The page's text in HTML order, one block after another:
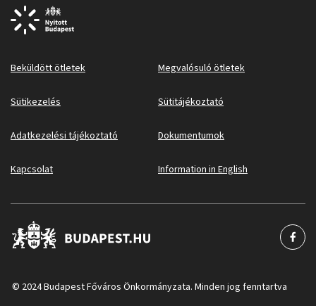
Beküldött ötletek Megvalósuló ötletek
Sütikezelés Sütitájékoztató
Adatkezelési tájékoztató Dokumentumok
Kapcsolat Information in English
© 2024 Budapest Főváros Önkormányzata. Minden jog fenntartva